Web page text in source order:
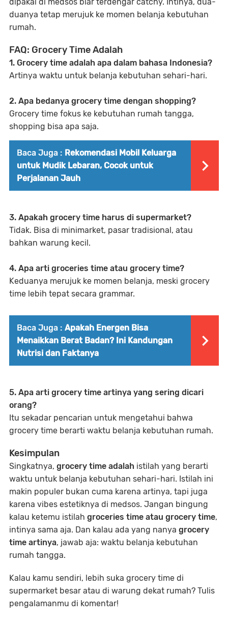
dipakai di medsos biar terdengar catchy. Intinya, dua-
duanya tetap merujuk ke momen belanja kebutuhan
rumah.
FAQ: Grocery Time Adalah
1. Grocery time adalah apa dalam bahasa Indonesia?
Artinya waktu untuk belanja kebutuhan sehari-hari.
2. Apa bedanya grocery time dengan shopping?
Grocery time fokus ke kebutuhan rumah tangga,
shopping bisa apa saja.
Baca Juga : Rekomendasi Mobil Keluarga
untuk Mudik Lebaran, Cocok untuk
Perjalanan Jauh
3. Apakah grocery time harus di supermarket?
Tidak. Bisa di minimarket, pasar tradisional, atau
bahkan warung kecil.
4. Apa arti groceries time atau grocery time?
Keduanya merujuk ke momen belanja, meski grocery
time lebih tepat secara grammar.
Baca Juga : Apakah Energen Bisa
Menaikkan Berat Badan? Ini Kandungan
Nutrisi dan Faktanya
5. Apa arti grocery time artinya yang sering dicari
orang?
Itu sekadar pencarian untuk mengetahui bahwa
grocery time berarti waktu belanja kebutuhan rumah.
Kesimpulan
Singkatnya, grocery time adalah istilah yang berarti
waktu untuk belanja kebutuhan sehari-hari. Istilah ini
makin populer bukan cuma karena artinya, tapi juga
karena vibes estetiknya di medsos. Jangan bingung
kalau ketemu istilah groceries time atau grocery time,
intinya sama aja. Dan kalau ada yang nanya grocery
time artinya, jawab aja: waktu belanja kebutuhan
rumah tangga.
Kalau kamu sendiri, lebih suka grocery time di
supermarket besar atau di warung dekat rumah? Tulis
pengalamanmu di komentar!